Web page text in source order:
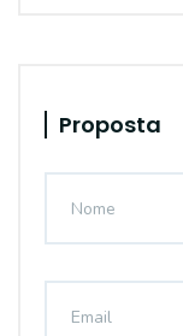
Proposta